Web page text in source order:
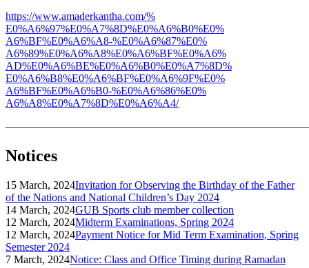
https://www.amaderkantha.com/%
E0%A6%97%E0%A7%8D%E0%A6%B0%E0%
A6%BF%E0%A6%A8-%E0%A6%87%E0%
A6%89%E0%A6%A8%E0%A6%BF%E0%A6%
AD%E0%A6%BE%E0%A6%B0%E0%A7%8D%
E0%A6%B8%E0%A6%BF%E0%A6%9F%E0%
A6%BF%E0%A6%B0-%E0%A6%86%E0%
A6%A8%E0%A7%8D%E0%A6%A4/
Notices
15 March, 2024Invitation for Observing the Birthday of the Father
of the Nations and National Children’s Day 2024
14 March, 2024GUB Sports club member collection
12 March, 2024Midterm Examinations, Spring 2024
12 March, 2024Payment Notice for Mid Term Examination, Spring
Semester 2024
7 March, 2024Notice: Class and Office Timing during Ramadan